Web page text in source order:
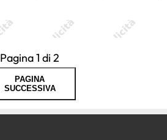
Pagina 1 di 2
PAGINA
SUCCESSIVA